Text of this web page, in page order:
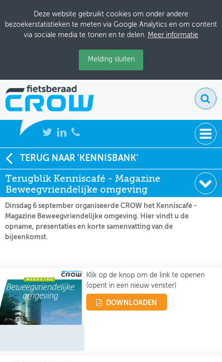
Deze website gebruikt cookies om onder andere
bezoekerstatistieken te meten via Google Analytics en om content
via sociale media te tonen en te delen. Meer informatie
Melding sluiten
NIEUWS
BIJEENKOMSTEN
KENNISBANK
ADRESSENBOEK
OVER FIETSBERAAD
MIJN PROFIEL
GEBRUIKER
TERUG NAAR 'KENNISBANK'
Terugblik Kenniscafé - Magazine
Beweegvriendelijke omgeving
Soort:
Terugblik
Datum:
13-09-2022
Dinsdag 6 september organiseerde CROW het Kenniscafé -
Magazine Beweegvriendelijke omgeving. Hier vindt u de
opname, presentaties en korte samenvatting van de
bijeenkomst.
Klik op de knop om de link te openen
(opent in een nieuw venster)
DOWNLOADEN